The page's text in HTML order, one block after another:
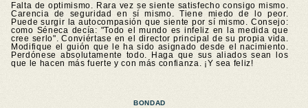
Falta de optimismo. Rara vez se siente satisfecho consigo mismo.
Carencia de seguridad en sí mismo. Tiene miedo de lo peor.
Puede surgir la autocompasión que siente por sí mismo. Consejo:
como Séneca decía: "Todo el mundo es infeliz en la medida que
cree serlo". Conviértase en el director principal de su propia vida.
Modifique el guión que le ha sido asignado desde el nacimiento.
Perdónese absolutamente todo. Haga que sus aliados sean los
que le hacen más fuerte y con más confianza. ¡Y sea feliz!
BONDAD